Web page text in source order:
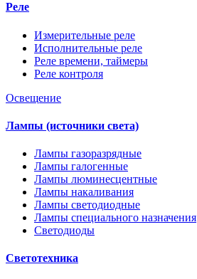
Реле
Измерительные реле
Исполнительные реле
Реле времени, таймеры
Реле контроля
Освещение
Лампы (источники света)
Лампы газоразрядные
Лампы галогенные
Лампы люминесцентные
Лампы накаливания
Лампы светодиодные
Лампы специального назначения
Светодиоды
Светотехника